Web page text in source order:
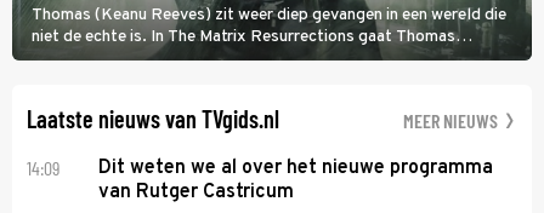
Thomas (Keanu Reeves) zit weer diep gevangen in een wereld die
niet de echte is. In The Matrix Resurrections gaat Thomas
proberen uit deze schijnwereld te ontsnappen.
Laatste nieuws van TVgids.nl MEER NIEUWS
14:09
Dit weten we al over het nieuwe programma
van Rutger Castricum